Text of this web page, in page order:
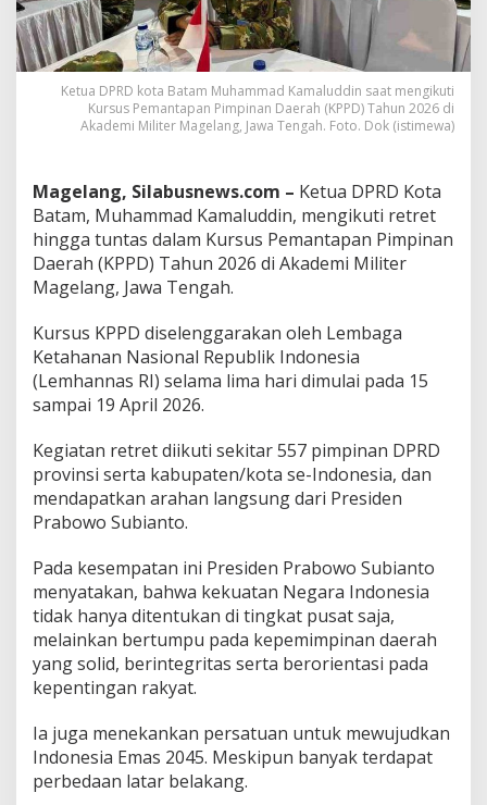
o
w
o
,
K
e
t
D
P
R
D
B
a
a
m
M
K
a
l
u
d
n
I
k
u
t
i
r
e
t
Ketua DPRD kota Batam Muhammad Kamaluddin saat mengikuti
Kursus Pemantapan Pimpinan Daerah (KPPD) Tahun 2026 di
Akademi Militer Magelang, Jawa Tengah. Foto. Dok (istimewa)
Magelang, Silabusnews.com – Ketua DPRD Kota
Batam, Muhammad Kamaluddin, mengikuti retret
hingga tuntas dalam Kursus Pemantapan Pimpinan
Daerah (KPPD) Tahun 2026 di Akademi Militer
Magelang, Jawa Tengah.
Kursus KPPD diselenggarakan oleh Lembaga
Ketahanan Nasional Republik Indonesia
(Lemhannas RI) selama lima hari dimulai pada 15
sampai 19 April 2026.
Kegiatan retret diikuti sekitar 557 pimpinan DPRD
provinsi serta kabupaten/kota se-Indonesia, dan
mendapatkan arahan langsung dari Presiden
Prabowo Subianto.
Pada kesempatan ini Presiden Prabowo Subianto
menyatakan, bahwa kekuatan Negara Indonesia
tidak hanya ditentukan di tingkat pusat saja,
melainkan bertumpu pada kepemimpinan daerah
yang solid, berintegritas serta berorientasi pada
kepentingan rakyat.
Ia juga menekankan persatuan untuk mewujudkan
Indonesia Emas 2045. Meskipun banyak terdapat
perbedaan latar belakang.